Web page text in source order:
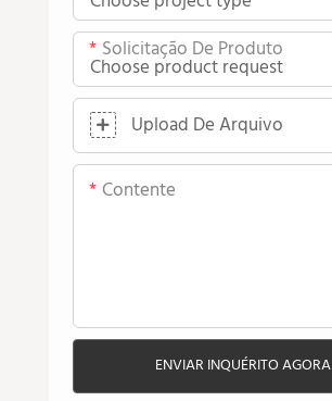
Solicitação De Produto
Upload De Arquivo
Contente
ENVIAR INQUÉRITO AGORA